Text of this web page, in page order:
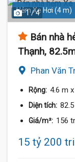
Hẻm Xe Hơi (4 m)
1 / 4
Bán nhà
Thạnh,
Phan Văn
Rộng: 4.6 m
Diện tích:
Giá/m²: 156
15 tỷ 200